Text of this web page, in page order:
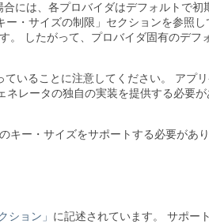
は、各プロバイダはデフォルトで初
ー・サイズの制限」セクションを参照し
。
したがって、プロバイダ固有のデ
いることに注意してください。 アプ
レータの独自の実装を提供する必要
キー・サイズをサポートする必要があり
ョン」 に記述されています。
サポー